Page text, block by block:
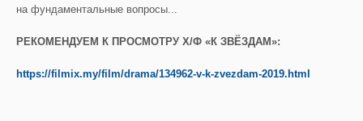
на фундаментальные вопросы...
РЕКОМЕНДУЕМ К ПРОСМОТРУ Х/Ф «К ЗВЁЗДАМ»:
https://filmix.my/film/drama/134962-v-k-zvezdam-2019.html